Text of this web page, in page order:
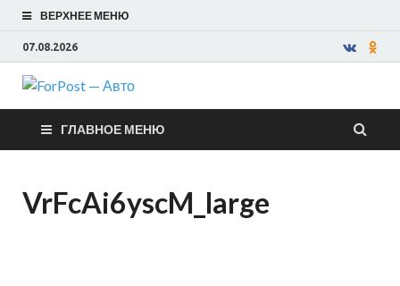
ВЕРХНЕЕ МЕНЮ
07.08.2026
ForPost —
Авто
ГЛАВНОЕ МЕНЮ
VrFcAi6yscM_large